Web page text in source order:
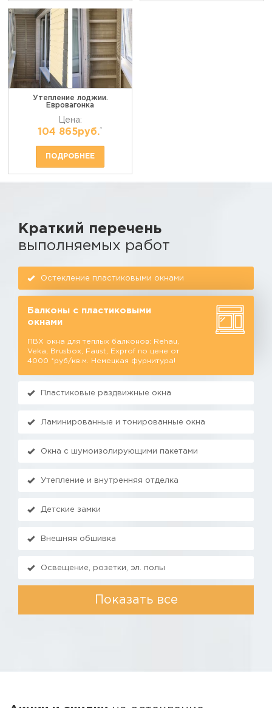
Утепление лоджии.
Евровагонка
Цена:
104 865руб.*
ПОДРОБНЕЕ
Краткий перечень
выполняемых работ
Остекление пластиковыми окнами
Балконы с пластиковыми
окнами
ПВХ окна для теплых балконов: Rehau,
Veka, Brusbox, Faust, Exprof по цене от
4000 *руб/кв.м. Немецкая фурнитура!
Пластиковые раздвижные окна
Ламинированные и тонированные окна
Окна с шумоизолирующими пакетами
Утепление и внутренняя отделка
Детские замки
Внешняя обшивка
Освещение, розетки, эл. полы
Показать все